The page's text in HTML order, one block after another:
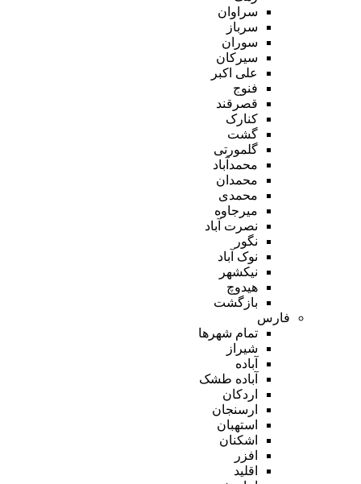
سراوان
سرباز
سوران
سیرکان
علی اکبر
فنوج
قصرقند
کنارک
گشت
گلمورتی
محمدآباد
محمدان
محمدی
میرجاوه
نصرت آباد
نگور
نوک آباد
نیکشهر
هیدوچ
بازگشت
فارس
تمام شهر‌ها
شیراز
آباده
آباده طشک
اردکان
ارسنجان
استهبان
اشکنان
افزر
اقلید